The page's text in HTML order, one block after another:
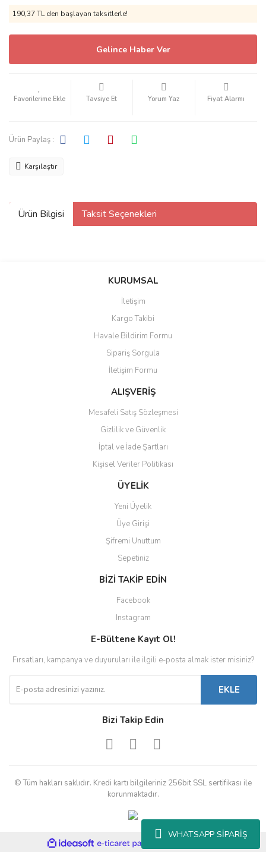
WHATSAPP SİPARİŞ
190,37 TL den başlayan taksitlerle!
Gelince Haber Ver
Tavsiye Et Yorum Yaz Fiyat Alarmı
Ürün Paylaş :
Karşılaştır
Ürün Bilgisi Taksit Seçenekleri
KURUMSAL
İletişim
Kargo Takibi
Havale Bildirim Formu
Sipariş Sorgula
İletişim Formu
ALIŞVERİŞ
Mesafeli Satış Sözleşmesi
Gizlilik ve Güvenlik
İptal ve İade Şartları
Kişisel Veriler Politikası
ÜYELİK
Yeni Üyelik
Üye Girişi
Şifremi Unuttum
Sepetiniz
BİZİ TAKİP EDİN
Facebook
Instagram
E-Bültene Kayıt Ol!
Fırsatları, kampanya ve duyuruları ile ilgili e-posta almak ister misiniz?
EKLE
Bizi Takip Edin
© Tüm hakları saklıdır. Kredi kartı bilgileriniz 256bit SSL sertifikası ile
korunmaktadır.
ideasoft